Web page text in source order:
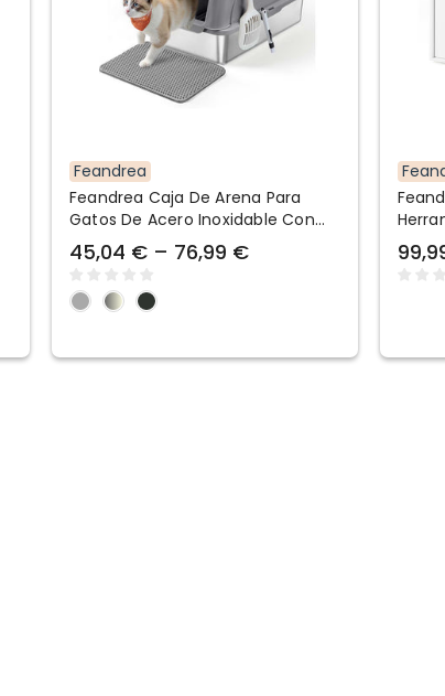
Feandrea
Feandrea Caja De Arena Para
Gatos De Acero Inoxidable Con
Tapa Abatible
45,04 € – 76,99 €